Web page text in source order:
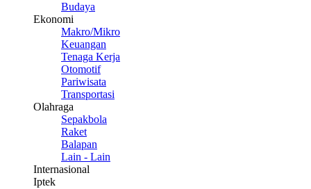
Budaya
Ekonomi
Makro/Mikro
Keuangan
Tenaga Kerja
Otomotif
Pariwisata
Transportasi
Olahraga
Sepakbola
Raket
Balapan
Lain - Lain
Internasional
Iptek